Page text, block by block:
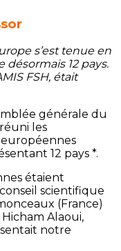
s’est tenue en
désormais 12 pays.
FSH, était
générale du
les
européennes
12 pays *.
étaient
scientifique
(France)
Alaoui,
notre